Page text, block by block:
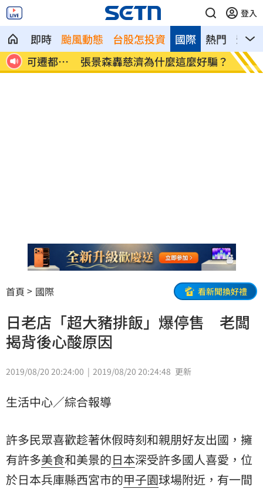
登入
即時 颱風動態 台股怎投資 熱門 影音
國際
重
張景森轟慈濟為什麼這麼好騙？ 柯轟
首頁 國際 看新聞換好禮
日老店「超大豬排飯」爆停售 老闆
揭背後心酸原因
2019/08/20 20:24:00 2019/08/20 20:24:48 更新
生活中心／綜合報導
許多民眾喜歡趁著休假時刻和親朋好友出國，擁
有許多美食和美景的日本深受許多國人喜愛，位
於日本兵庫縣西宮市的甲子園球場附近，有一間